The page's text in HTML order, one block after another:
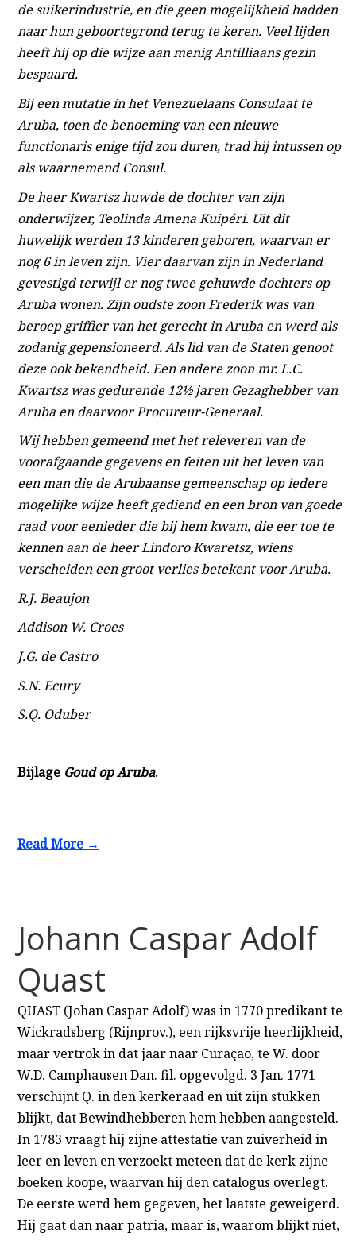
de suikerindustrie, en die geen mogelijkheid hadden
naar hun geboortegrond terug te keren. Veel lijden
heeft hij op die wijze aan menig Antilliaans gezin
bespaard.
Bij een mutatie in het Venezuelaans Consulaat te
Aruba, toen de benoeming van een nieuwe
functionaris enige tijd zou duren, trad hij intussen op
als waarnemend Consul.
De heer Kwartsz huwde de dochter van zijn
onderwijzer, Teolinda Amena Kuipéri. Uit dit
huwelijk werden 13 kinderen geboren, waarvan er
nog 6 in leven zijn. Vier daarvan zijn in Nederland
gevestigd terwijl er nog twee gehuwde dochters op
Aruba wonen. Zijn oudste zoon Frederik was van
beroep griffier van het gerecht in Aruba en werd als
zodanig gepensioneerd. Als lid van de Staten genoot
deze ook bekendheid. Een andere zoon mr. L.C.
Kwartsz was gedurende 12½ jaren Gezaghebber van
Aruba en daarvoor Procureur-Generaal.
Wij hebben gemeend met het releveren van de
voorafgaande gegevens en feiten uit het leven van
een man die de Arubaanse gemeenschap op iedere
mogelijke wijze heeft gediend en een bron van goede
raad voor eenieder die bij hem kwam, die eer toe te
kennen aan de heer Lindoro Kwaretsz, wiens
verscheiden een groot verlies betekent voor Aruba.
R.J. Beaujon
Addison W. Croes
J.G. de Castro
S.N. Ecury
S.Q. Oduber
Bijlage Goud op Aruba.
Read More →
Johann Caspar Adolf
Quast
QUAST (Johan Caspar Adolf) was in 1770 predikant te
Wickradsberg (Rijnprov.), een rijksvrije heerlijkheid,
maar vertrok in dat jaar naar Curaçao, te W. door
W.D. Camphausen Dan. fil. opgevolgd. 3 Jan. 1771
verschijnt Q. in den kerkeraad en uit zijn stukken
blijkt, dat Bewindhebberen hem hebben aangesteld.
In 1783 vraagt hij zijne attestatie van zuiverheid in
leer en leven en verzoekt meteen dat de kerk zijne
boeken koope, waarvan hij den catalogus overlegt.
De eerste werd hem gegeven, het laatste geweigerd.
Hij gaat dan naar patria, maar is, waarom blijkt niet,